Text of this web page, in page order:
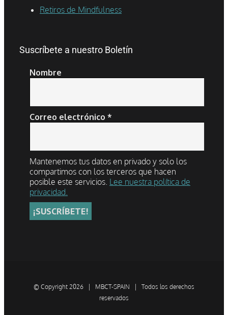
Retiros de Mindfulness
Suscríbete a nuestro Boletín
Nombre
Correo electrónico *
Mantenemos tus datos en privado y solo los
compartimos con los terceros que hacen
posible este servicios. Lee nuestra política de
privacidad.
© Copyright 2026 | MBCT-SPAIN | Todos los derechos
reservados